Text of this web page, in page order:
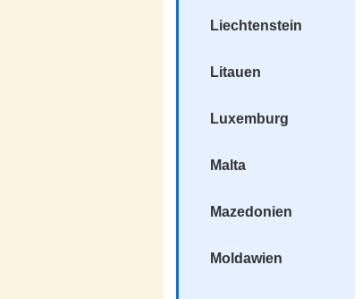
Liechtenstein
Litauen
Luxemburg
Malta
Mazedonien
Moldawien